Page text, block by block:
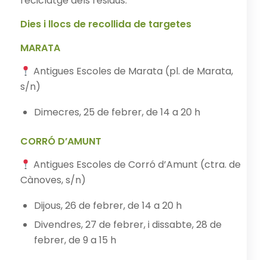
Dies i llocs de recollida de targetes
MARATA
Antigues Escoles de Marata (pl. de Marata,
s/n)
Dimecres, 25 de febrer, de 14 a 20 h
CORRÓ D’AMUNT
Antigues Escoles de Corró d’Amunt (ctra. de
Cànoves, s/n)
Dijous, 26 de febrer, de 14 a 20 h
Divendres, 27 de febrer, i dissabte, 28 de
febrer, de 9 a 15 h